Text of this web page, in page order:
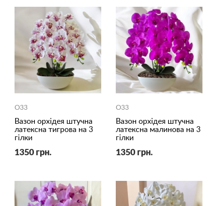
O33
Вазон орхідея штучна
латексна тигрова на 3
гілки
1350 грн.
O33
Вазон орхідея штучна
латексна малинова на 3
гілки
1350 грн.